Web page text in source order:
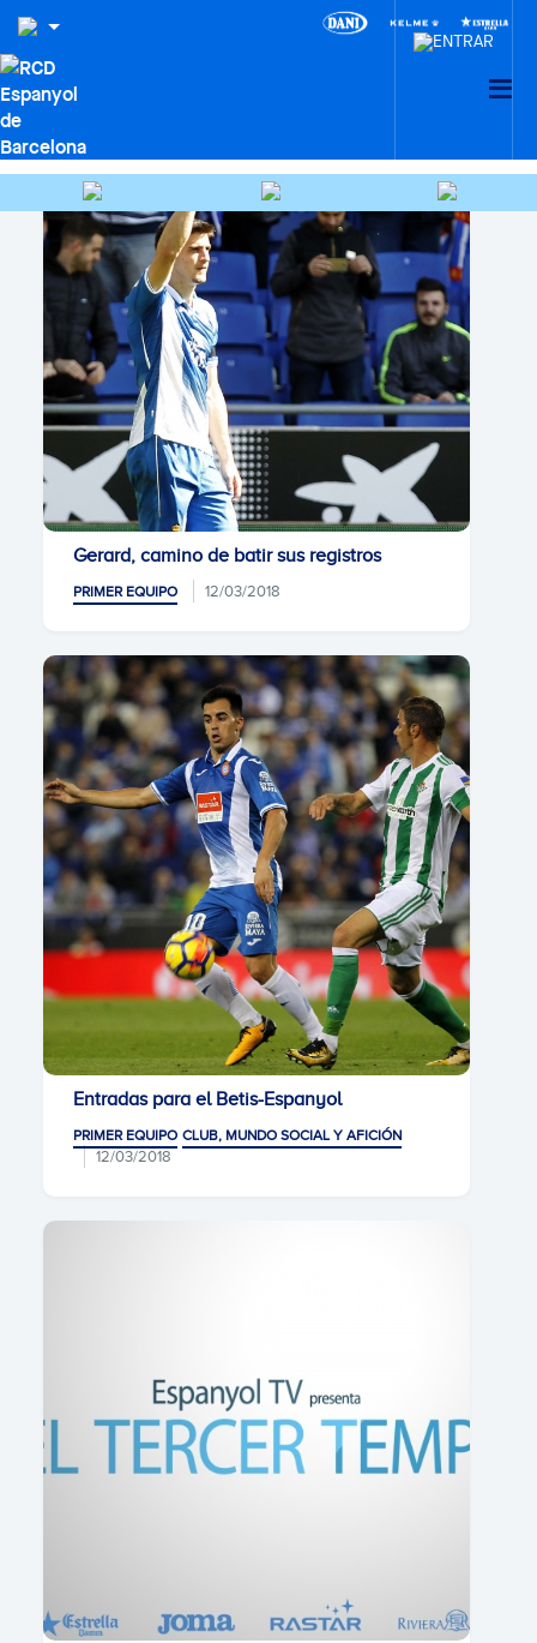
Gerard, camino de batir sus registros
PRIMER EQUIPO 12/03/2018
Entradas para el Betis-Espanyol
PRIMER EQUIPO CLUB, MUNDO SOCIAL Y AFICIÓN
12/03/2018